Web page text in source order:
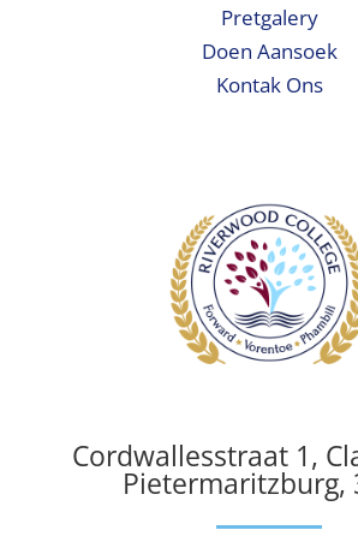
Pretgalery
Doen Aansoek
Kontak Ons
Cordwallesstraat 1,
Pietermaritzburg,